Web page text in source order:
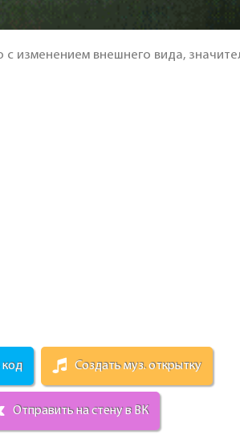
изменением внешнего вида,
код Создать муз. открытку
Отправить на стену в ВК